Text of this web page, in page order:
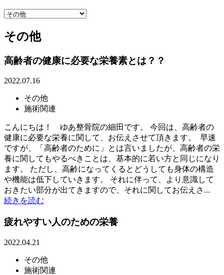
その他
高齢者の健康に必要な栄養素とは？？
2022.07.16
その他
施術関連
こんにちは！ ゆあ整骨院の細田です。 今回は、高齢者の
健康に必要な栄養に関して、お伝えさせて頂きます。 早速
ですが、「高齢者のために」とは言いましたが、高齢者の栄
養に関してもやるべきことは、基本的に若い方と同じになり
ます。 ただし、高齢になってくるとどうしても身体の構造
や機能は低下していきます。 それに伴って、より意識して
おきたい部分が出てきますので、それに関してお伝えさ...
続きを読む
疲れやすい人のための栄養
2022.04.21
その他
施術関連